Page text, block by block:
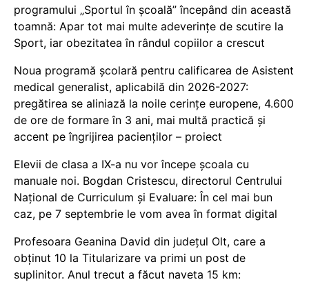
programului „Sportul în școală” începând din această
toamnă: Apar tot mai multe adeverințe de scutire la
Sport, iar obezitatea în rândul copiilor a crescut
Noua programă școlară pentru calificarea de Asistent
medical generalist, aplicabilă din 2026-2027:
pregătirea se aliniază la noile cerințe europene, 4.600
de ore de formare în 3 ani, mai multă practică și
accent pe îngrijirea pacienților – proiect
Elevii de clasa a IX-a nu vor începe școala cu
manuale noi. Bogdan Cristescu, directorul Centrului
Național de Curriculum și Evaluare: În cel mai bun
caz, pe 7 septembrie le vom avea în format digital
Profesoara Geanina David din județul Olt, care a
obținut 10 la Titularizare va primi un post de
suplinitor. Anul trecut a făcut naveta 15 km: